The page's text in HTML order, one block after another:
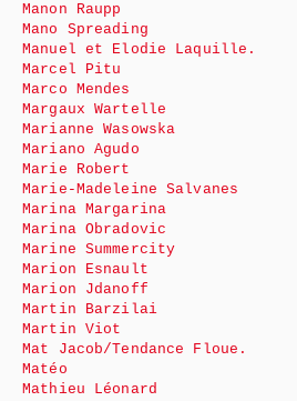
Manon Raupp
Mano Spreading
Manuel et Elodie Laquille.
Marcel Pitu
Marco Mendes
Margaux Wartelle
Marianne Wasowska
Mariano Agudo
Marie Robert
Marie-Madeleine Salvanes
Marina Margarina
Marina Obradovic
Marine Summercity
Marion Esnault
Marion Jdanoff
Martin Barzilai
Martin Viot
Mat Jacob/Tendance Floue.
Matéo
Mathieu Léonard